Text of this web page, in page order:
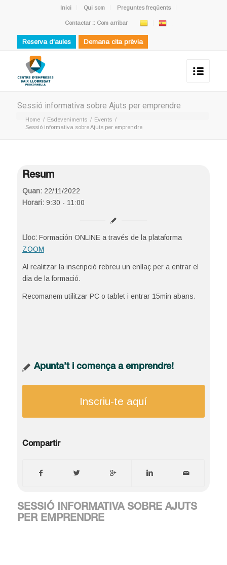
Inici Qui som Preguntes freqüents
Contactar :: Com arribar
Reserva d'aules Demana cita prèvia
Sessió informativa sobre Ajuts per emprendre
Home / Esdeveniments / Events /
Sessió informativa sobre Ajuts per emprendre
Resum
Quan:22/11/2022
Horari:9:30 - 11:00
Lloc:Formación ONLINE a través de la plataforma
ZOOM
Al realitzar la inscripció rebreu un enllaç per a entrar el
dia de la formació.
Recomanem utilitzar PC o tablet i entrar 15min abans.
Apunta’t i comença a emprendre!
Inscriu-te aquí
Compartir
SESSIÓ INFORMATIVA SOBRE AJUTS
PER EMPRENDRE